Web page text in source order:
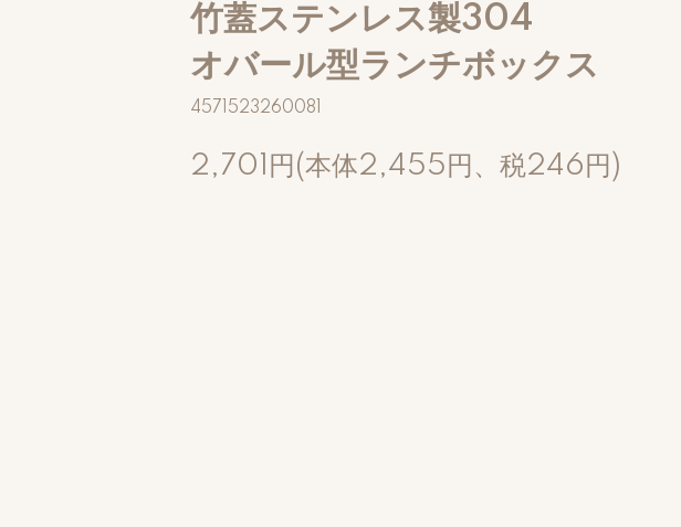
竹蓋ステンレス製304
オバール型ランチボックス
4571523260081
2,701円(本体2,455円、税246円)